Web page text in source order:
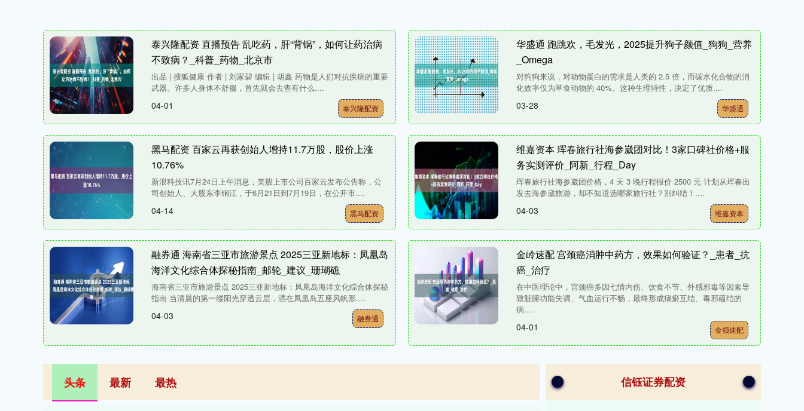
泰兴隆配资 直播预告 乱吃药，肝“背锅”，如何让药治病
不致病？_科普_药物_北京市
出品 | 搜狐健康 作者 | 刘家碧 编辑 | 胡鑫 药物是人们对抗疾病的重要
武器。许多人身体不舒服，首先就会去查有什么....
04-01 泰兴隆配资
华盛通 跑跳欢，毛发光，2025提升狗子颜值_狗狗_营养
_Omega
对狗狗来说，对动物蛋白的需求是人类的 2.5 倍，而碳水化合物的消
化效率仅为草食动物的 40%。这种生理特性，决定了优质....
03-28 华盛通
黑马配资 百家云再获创始人增持11.7万股，股价上涨
10.76%
新浪科技讯7月24日上午消息，美股上市公司百家云发布公告称，公
司创始人、大股东李钢江，于6月21日到7月19日，在公开市....
04-14 黑马配资
维嘉资本 珲春旅行社海参崴团对比！3家口碑社价格+服
务实测评价_阿新_行程_Day
珲春旅行社海参崴团价格，4 天 3 晚行程报价 2500 元 计划从珲春出
发去海参崴旅游，却不知道选哪家旅行社？别纠结！....
04-03 维嘉资本
融券通 海南省三亚市旅游景点 2025三亚新地标：凤凰岛
海洋文化综合体探秘指南_邮轮_建议_珊瑚礁
海南省三亚市旅游景点 2025三亚新地标：凤凰岛海洋文化综合体探秘
指南 当清晨的第一缕阳光穿透云层，洒在凤凰岛五座风帆形....
04-03 融券通
金岭速配 宫颈癌消肿中药方，效果如何验证？_患者_抗
癌_治疗
在中医理论中，宫颈癌多因七情内伤、饮食不节、外感邪毒等因素导
致脏腑功能失调、气血运行不畅，最终形成痰瘀互结、毒邪蕴结的
病....
04-01 金领速配
头条 最新 最热 信钰证券配资